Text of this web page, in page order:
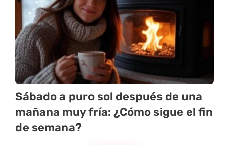
Sábado a puro sol después de una
mañana muy fría: ¿Cómo sigue el fin
de semana?